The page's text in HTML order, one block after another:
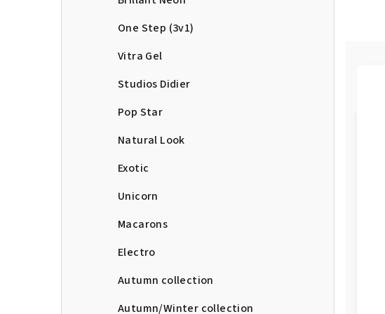
One Step (3v1)
Vitra Gel
Studios Didier
Pop Star
Natural Look
Exotic
Unicorn
Macarons
Electro
Autumn collection
Autumn/Winter collection